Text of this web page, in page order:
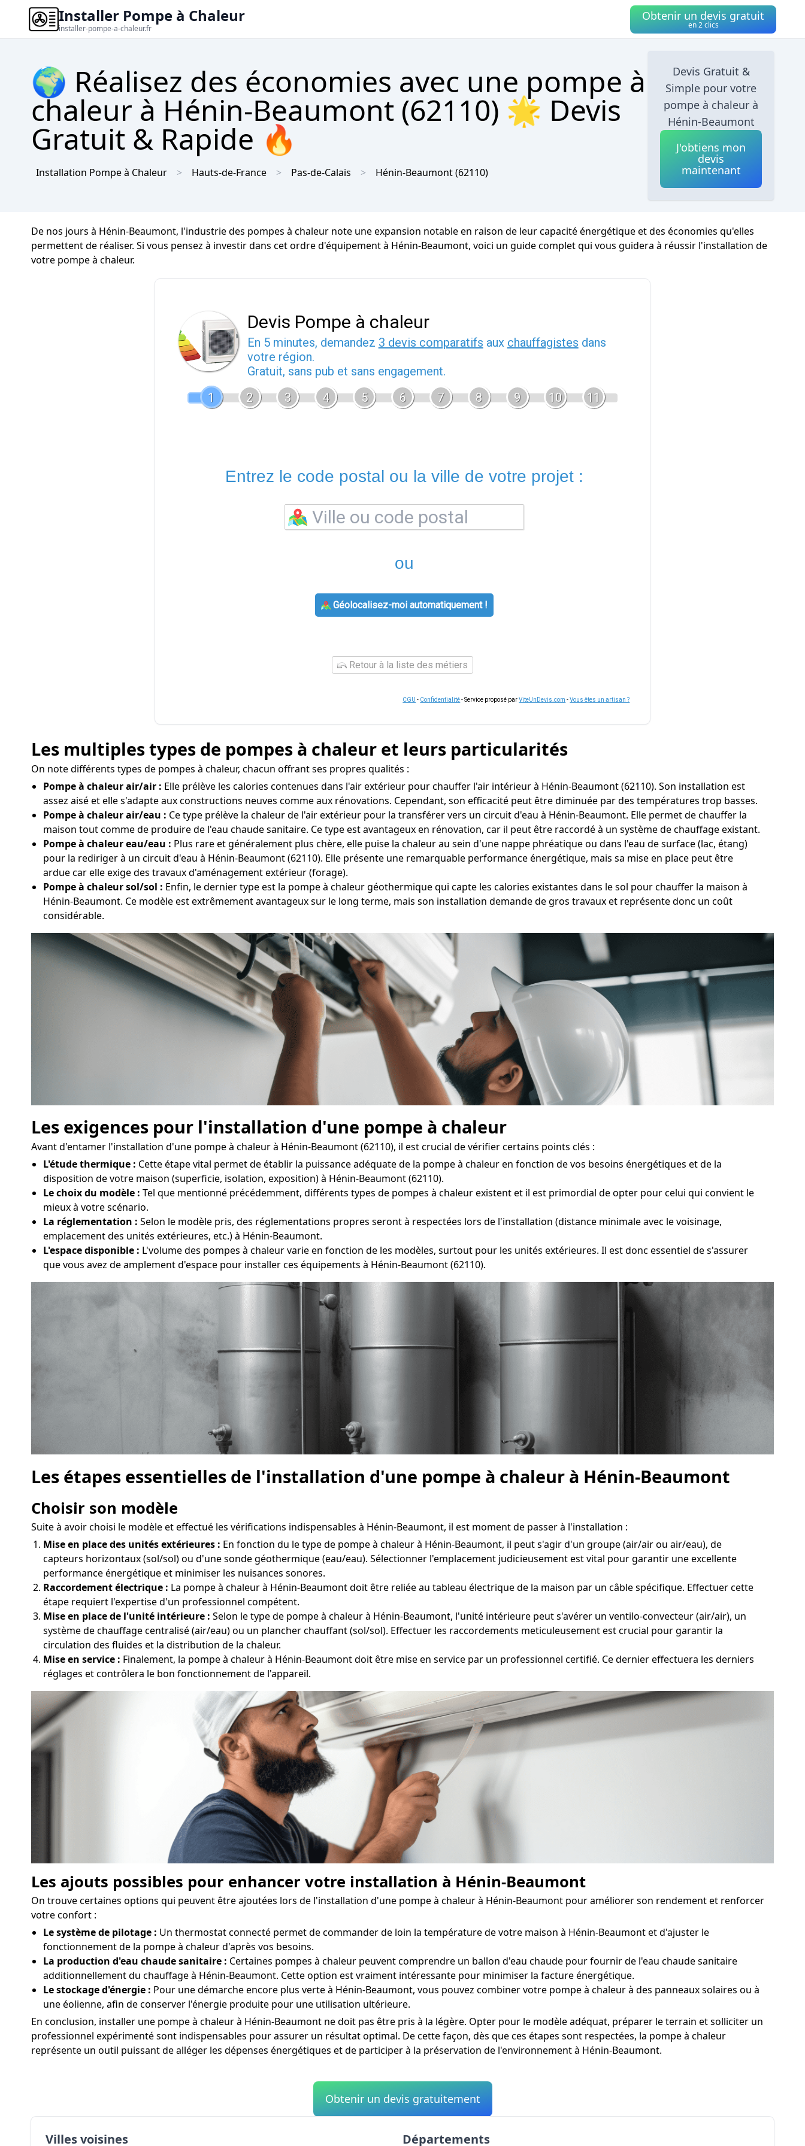
Installer Pompe à Chaleur
installer-pompe-a-chaleur.fr
Obtenir un devis gratuit
en 2 clics
🌍 Réalisez des économies avec une pompe à
chaleur à Hénin-Beaumont (62110) 🌟 Devis
Gratuit & Rapide 🔥
Installation Pompe à Chaleur Hauts-de-France Pas-de-Calais Hénin-Beaumont(62110)
Devis Gratuit &
Simple pour votre
pompe à chaleur à
Hénin-Beaumont
J'obtiens mon
devis
maintenant
De nos jours à Hénin-Beaumont, l'industrie des pompes à chaleur note une expansion notable en raison de leur capacité énergétique et des économies qu'elles
permettent de réaliser. Si vous pensez à investir dans cet ordre d'équipement à Hénin-Beaumont, voici un guide complet qui vous guidera à réussir l'installation de
votre pompe à chaleur.
Devis Pompe à chaleur
En 5 minutes, demandez 3 devis comparatifs aux chauffagistes dans
votre région.
Gratuit, sans pub et sans engagement.
1
2 3 4 5 6 7 8 9 10 11
Entrez le code postal ou la ville de votre projet :
ou
Géolocalisez-moi automatiquement !
Retour à la liste des métiers
CGU - Confidentialité- Service proposé parViteUnDevis.com -Vous êtes un artisan ?
Les multiples types de pompes à chaleur et leurs particularités
On note différents types de pompes à chaleur, chacun offrant ses propres qualités :
Pompe à chaleur air/air : Elle prélève les calories contenues dans l'air extérieur pour chauffer l'air intérieur à Hénin-Beaumont (62110). Son installation est
assez aisé et elle s'adapte aux constructions neuves comme aux rénovations. Cependant, son efficacité peut être diminuée par des températures trop basses.
Pompe à chaleur air/eau : Ce type prélève la chaleur de l'air extérieur pour la transférer vers un circuit d'eau à Hénin-Beaumont. Elle permet de chauffer la
maison tout comme de produire de l'eau chaude sanitaire. Ce type est avantageux en rénovation, car il peut être raccordé à un système de chauffage existant.
Pompe à chaleur eau/eau : Plus rare et généralement plus chère, elle puise la chaleur au sein d'une nappe phréatique ou dans l'eau de surface (lac, étang)
pour la rediriger à un circuit d'eau à Hénin-Beaumont (62110). Elle présente une remarquable performance énergétique, mais sa mise en place peut être
ardue car elle exige des travaux d'aménagement extérieur (forage).
Pompe à chaleur sol/sol : Enfin, le dernier type est la pompe à chaleur géothermique qui capte les calories existantes dans le sol pour chauffer la maison à
Hénin-Beaumont. Ce modèle est extrêmement avantageux sur le long terme, mais son installation demande de gros travaux et représente donc un coût
considérable.
Les exigences pour l'installation d'une pompe à chaleur
Avant d'entamer l'installation d'une pompe à chaleur à Hénin-Beaumont (62110), il est crucial de vérifier certains points clés :
L'étude thermique : Cette étape vital permet de établir la puissance adéquate de la pompe à chaleur en fonction de vos besoins énergétiques et de la
disposition de votre maison (superficie, isolation, exposition) à Hénin-Beaumont (62110).
Le choix du modèle : Tel que mentionné précédemment, différents types de pompes à chaleur existent et il est primordial de opter pour celui qui convient le
mieux à votre scénario.
La réglementation : Selon le modèle pris, des réglementations propres seront à respectées lors de l'installation (distance minimale avec le voisinage,
emplacement des unités extérieures, etc.) à Hénin-Beaumont.
L'espace disponible : L'volume des pompes à chaleur varie en fonction de les modèles, surtout pour les unités extérieures. Il est donc essentiel de s'assurer
que vous avez de amplement d'espace pour installer ces équipements à Hénin-Beaumont (62110).
Les étapes essentielles de l'installation d'une pompe à chaleur à Hénin-Beaumont
Choisir son modèle
Suite à avoir choisi le modèle et effectué les vérifications indispensables à Hénin-Beaumont, il est moment de passer à l'installation :
Mise en place des unités extérieures : En fonction du le type de pompe à chaleur à Hénin-Beaumont, il peut s'agir d'un groupe (air/air ou air/eau), de
capteurs horizontaux (sol/sol) ou d'une sonde géothermique (eau/eau). Sélectionner l'emplacement judicieusement est vital pour garantir une excellente
performance énergétique et minimiser les nuisances sonores.
Raccordement électrique : La pompe à chaleur à Hénin-Beaumont doit être reliée au tableau électrique de la maison par un câble spécifique. Effectuer cette
étape requiert l'expertise d'un professionnel compétent.
Mise en place de l'unité intérieure : Selon le type de pompe à chaleur à Hénin-Beaumont, l'unité intérieure peut s'avérer un ventilo-convecteur (air/air), un
système de chauffage centralisé (air/eau) ou un plancher chauffant (sol/sol). Effectuer les raccordements meticuleusement est crucial pour garantir la
circulation des fluides et la distribution de la chaleur.
Mise en service : Finalement, la pompe à chaleur à Hénin-Beaumont doit être mise en service par un professionnel certifié. Ce dernier effectuera les derniers
réglages et contrôlera le bon fonctionnement de l'appareil.
Les ajouts possibles pour enhancer votre installation à Hénin-Beaumont
On trouve certaines options qui peuvent être ajoutées lors de l'installation d'une pompe à chaleur à Hénin-Beaumont pour améliorer son rendement et renforcer
votre confort :
Le système de pilotage : Un thermostat connecté permet de commander de loin la température de votre maison à Hénin-Beaumont et d'ajuster le
fonctionnement de la pompe à chaleur d'après vos besoins.
La production d'eau chaude sanitaire : Certaines pompes à chaleur peuvent comprendre un ballon d'eau chaude pour fournir de l'eau chaude sanitaire
additionnellement du chauffage à Hénin-Beaumont. Cette option est vraiment intéressante pour minimiser la facture énergétique.
Le stockage d'énergie : Pour une démarche encore plus verte à Hénin-Beaumont, vous pouvez combiner votre pompe à chaleur à des panneaux solaires ou à
une éolienne, afin de conserver l'énergie produite pour une utilisation ultérieure.
En conclusion, installer une pompe à chaleur à Hénin-Beaumont ne doit pas être pris à la légère. Opter pour le modèle adéquat, préparer le terrain et solliciter un
professionnel expérimenté sont indispensables pour assurer un résultat optimal. De cette façon, dès que ces étapes sont respectées, la pompe à chaleur
représente un outil puissant de alléger les dépenses énergétiques et de participer à la préservation de l'environnement à Hénin-Beaumont.
Obtenir un devis gratuitement
Villes voisines Départements